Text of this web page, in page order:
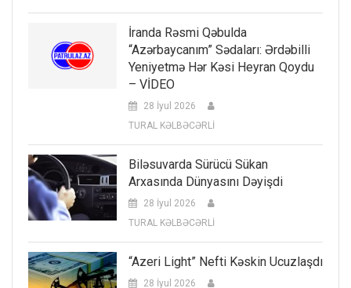
İranda Rəsmi Qəbulda
“Azərbaycanım” Sədaları: Ərdəbilli
Yeniyetmə Hər Kəsi Heyran Qoydu
– VİDEO
28 İyul 2026
TURAL KƏLBƏCƏRLİ
Biləsuvarda Sürücü Sükan
Arxasında Dünyasını Dəyişdi
28 İyul 2026
TURAL KƏLBƏCƏRLİ
“Azeri Light” Nefti Kəskin Ucuzlaşdı
28 İyul 2026